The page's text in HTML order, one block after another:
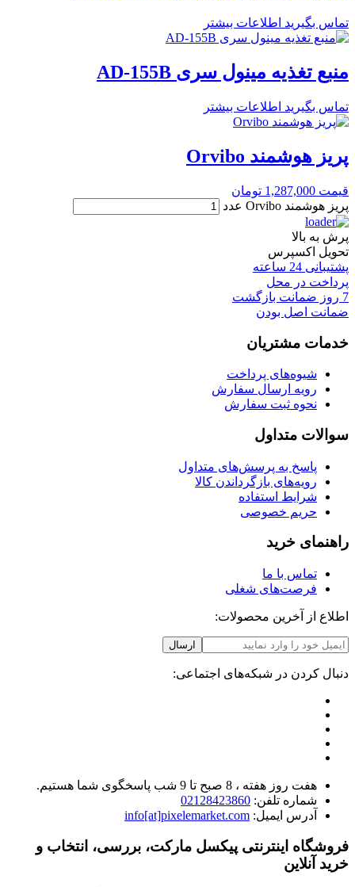
تماس بگیرید اطلاعات بیشتر
منبع تغذیه مینول سری AD-155B
تماس بگیرید اطلاعات بیشتر
پریز هوشمند Orvibo
قیمت 1,287,000 تومان
پریز هوشمند Orvibo عدد
پرش به بالا
تحویل اکسپرس
پشتیبانی 24 ساعته
پرداخت در محل
7 روز ضمانت بازگشت
ضمانت اصل بودن
خدمات مشتریان
شیوه‌های پرداخت
رویه ارسال سفارش
نحوه ثبت سفارش
سوالات متداول
پاسخ به پرسش‌های متداول
رویه‌های بازگرداندن کالا
شرایط استفاده
حریم خصوصی
راهنمای خرید
تماس با ما
فرصت‌های شغلی
اطلاع از آخرین محصولات:
ارسال
دنبال کردن در شبکه‌های اجتماعی:
هفت روز هفته ، 8 صبح تا 9 شب پاسخگوی شما هستیم.
شماره تلفن: 02128423860
آدرس ایمیل: info[at]pixelemarket.com
فروشگاه اینترنتی پیکسل مارکت، بررسی، انتخاب و
خرید آنلاین